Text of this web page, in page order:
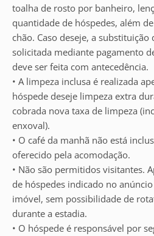
toalha de rosto por banheiro,
quantidade de hóspedes, além
chão. Caso deseje, a
solicitada mediante pagamento
deve ser feita com antecedência.
• A limpeza inclusa é realizada
hóspede deseje limpeza extra
cobrada nova taxa de limpeza
enxoval).
• O café da manhã não está
oferecido pela acomodação.
• Não são permitidos visitantes.
de hóspedes indicado no
imóvel, sem possibilidade de
durante a estadia.
• O hóspede é responsável por